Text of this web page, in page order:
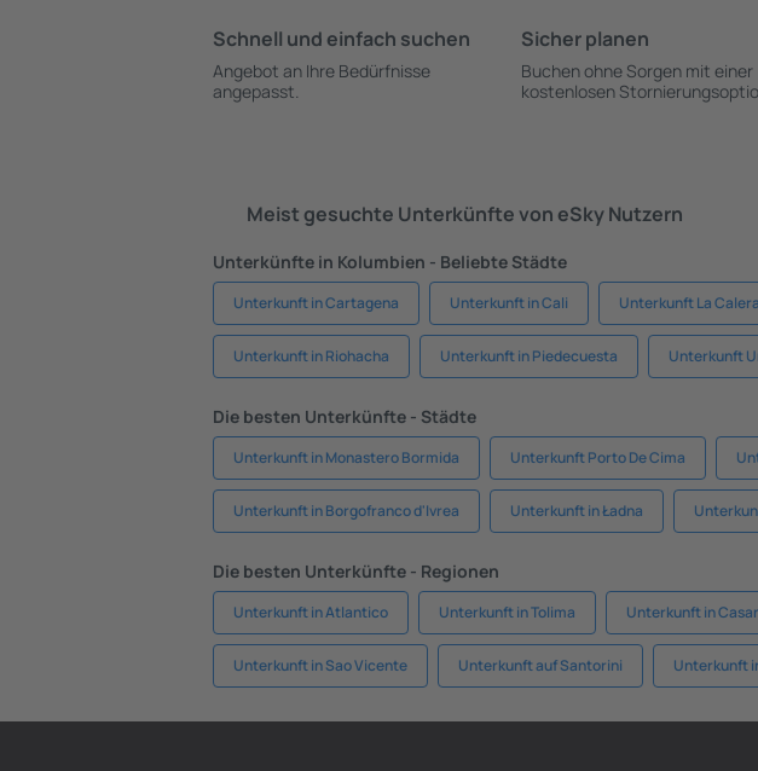
Schnell und einfach suchen
Angebot an Ihre Bedürfnisse
angepasst.
Sicher planen
Buchen ohne Sorgen mit einer
kostenlosen
Meist gesuchte Unterkünfte von eSky Nutzern
Unterkünfte in Kolumbien - Beliebte Städte
Unterkunft in Cartagena Unterkunft in Cali Unterkunft La Calera
Unterkunft in Riohacha Unterkunft in Piedecuesta Unterkunft
Die besten Unterkünfte - Städte
Unterkunft in Monastero Bormida Unterkunft Porto De Cima
Unterkunft in Borgofranco d'Ivrea Unterkunft in Ładna
Die besten Unterkünfte - Regionen
Unterkunft in Atlantico Unterkunft in Tolima Unterkunft in
Unterkunft in Sao Vicente Unterkunft auf Santorini Unterkunft